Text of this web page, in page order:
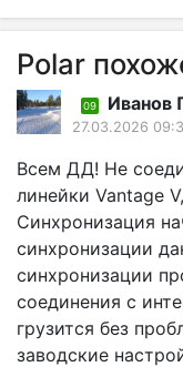
Polar
09 Иванов
27.03.2026
Всем ДД! Не
линейки Vantage
Синхронизация
синхронизации
синхронизации
соединения с
грузится без
заводские